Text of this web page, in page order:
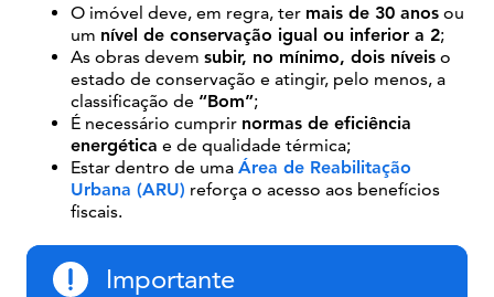
O imóvel deve, em regra, ter mais de 30 anos ou
um nível de conservação igual ou inferior a 2;
As obras devem subir, no mínimo, dois níveis o
estado de conservação e atingir, pelo menos, a
classificação de “Bom”;
É necessário cumprir normas de eficiência
energética e de qualidade térmica;
Estar dentro de uma Área de Reabilitação
Urbana (ARU) reforça o acesso aos benefícios
fiscais.
Importante